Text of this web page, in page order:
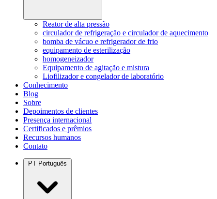
Reator de alta pressão
circulador de refrigeração e circulador de aquecimento
bomba de vácuo e refrigerador de frio
equipamento de esterilização
homogeneizador
Equipamento de agitação e mistura
Liofilizador e congelador de laboratório
Conhecimento
Blog
Sobre
Depoimentos de clientes
Presença internacional
Certificados e prêmios
Recursos humanos
Contato
PT Português